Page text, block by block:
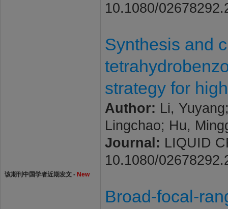
该期刊中国学者近期发文 - New
10.1080/
Synthesis and
strategy for
Author: Li,
Lingchao; Hu,
Journal: LIQUID
10.1080/
Broad-focal-